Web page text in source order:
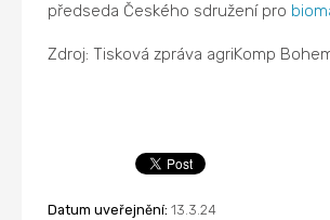
předseda Českého sdružení pro
Zdroj: Tisková zpráva agriKomp
Datum uveřejnění: 13.3.24